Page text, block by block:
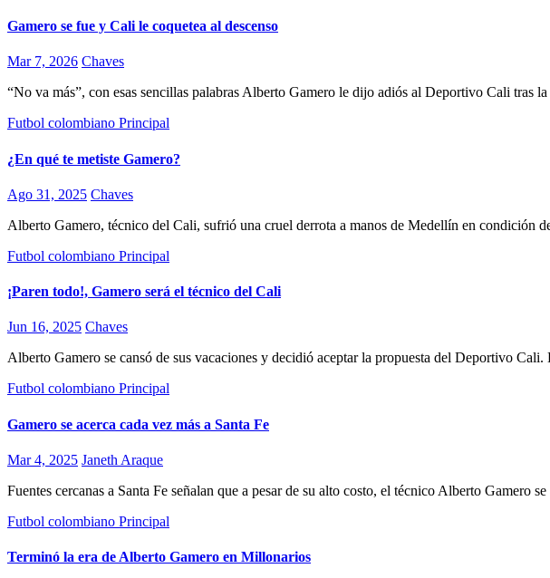
Gamero se fue y Cali le coquetea al descenso
Mar 7, 2026 Chaves
“No va más”, con esas sencillas palabras Alberto Gamero le dijo adiós al Deportivo Cali tras
Futbol colombiano Principal
¿En qué te metiste Gamero?
Ago 31, 2025 Chaves
Alberto Gamero, técnico del Cali, sufrió una cruel derrota a manos de Medellín en condición
Futbol colombiano Principal
¡Paren todo!, Gamero será el técnico del Cali
Jun 16, 2025 Chaves
Alberto Gamero se cansó de sus vacaciones y decidió aceptar la propuesta del Deportivo
Futbol colombiano Principal
Gamero se acerca cada vez más a Santa Fe
Mar 4, 2025 Janeth Araque
Fuentes cercanas a Santa Fe señalan que a pesar de su alto costo, el técnico Alberto Gamero
Futbol colombiano Principal
Terminó la era de Alberto Gamero en Millonarios